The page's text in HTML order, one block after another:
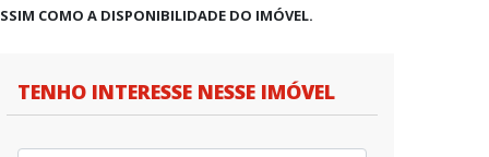
COMO A DISPONIBILIDADE DO IMÓVEL.
TENHO INTERESSE NESSE IMÓVEL